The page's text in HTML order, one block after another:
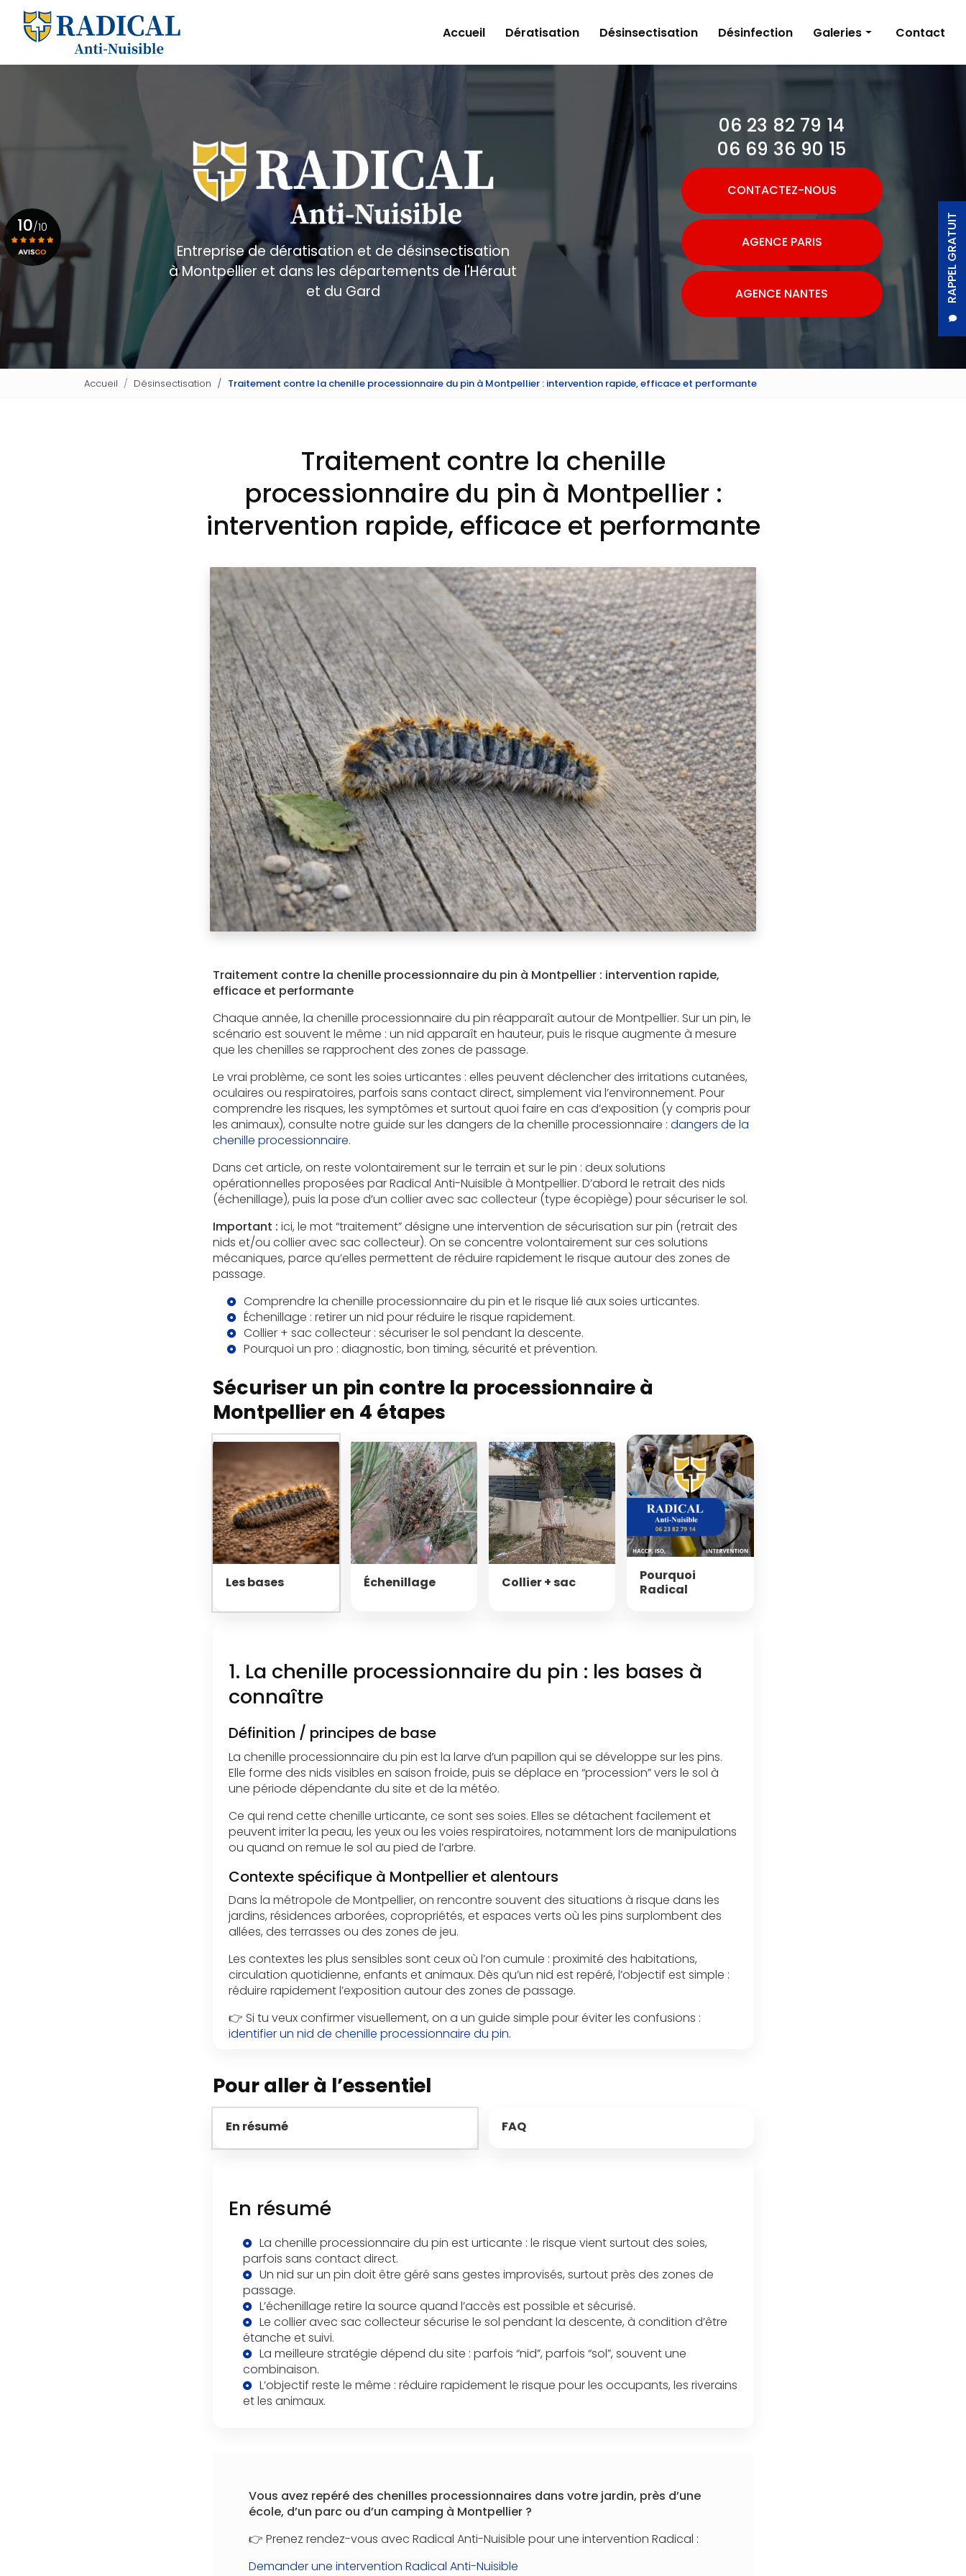
contenu
RAPPEL GRATUIT
Accueil Dératisation Désinsectisation Désinfection Galeries
Dératisation
Désinfection
Contact
Entreprise de dératisation et de désinsectisation
à Montpellier et dans les départements de l'Héraut
et du Gard
06 23 82 79 14
06 69 36 90 15
CONTACTEZ-NOUS
AGENCE PARIS
AGENCE NANTES
10/10
Voir le certificat
Accueil Désinsectisation Traitement contre la chenille processionnaire du pin à Montpellier : intervention rapide, efficace et performante
Traitement contre la chenille
processionnaire du pin à Montpellier :
intervention rapide, efficace et performante
Traitement contre la chenille processionnaire du pin à Montpellier : intervention rapide,
efficace et performante
Chaque année, la chenille processionnaire du pin réapparaît autour de Montpellier. Sur un pin, le
scénario est souvent le même : un nid apparaît en hauteur, puis le risque augmente à mesure
que les chenilles se rapprochent des zones de passage.
Le vrai problème, ce sont les soies urticantes : elles peuvent déclencher des irritations cutanées,
oculaires ou respiratoires, parfois sans contact direct, simplement via l’environnement. Pour
comprendre les risques, les symptômes et surtout quoi faire en cas d’exposition (y compris pour
les animaux), consulte notre guide sur les dangers de la chenille processionnaire : dangers de la
chenille processionnaire.
Dans cet article, on reste volontairement sur le terrain et sur le pin : deux solutions
opérationnelles proposées par Radical Anti-Nuisible à Montpellier. D’abord le retrait des nids
(échenillage), puis la pose d’un collier avec sac collecteur (type écopiège) pour sécuriser le sol.
Important : ici, le mot “traitement” désigne une intervention de sécurisation sur pin (retrait des
nids et/ou collier avec sac collecteur). On se concentre volontairement sur ces solutions
mécaniques, parce qu’elles permettent de réduire rapidement le risque autour des zones de
passage.
Comprendre la chenille processionnaire du pin et le risque lié aux soies urticantes.
Échenillage : retirer un nid pour réduire le risque rapidement.
Collier + sac collecteur : sécuriser le sol pendant la descente.
Pourquoi un pro : diagnostic, bon timing, sécurité et prévention.
Sécuriser un pin contre la processionnaire à
Montpellier en 4 étapes
Les bases Échenillage Collier + sac
Pourquoi
Radical
1. La chenille processionnaire du pin : les bases à
connaître
Définition / principes de base
La chenille processionnaire du pin est la larve d’un papillon qui se développe sur les pins.
Elle forme des nids visibles en saison froide, puis se déplace en “procession” vers le sol à
une période dépendante du site et de la météo.
Ce qui rend cette chenille urticante, ce sont ses soies. Elles se détachent facilement et
peuvent irriter la peau, les yeux ou les voies respiratoires, notamment lors de manipulations
ou quand on remue le sol au pied de l’arbre.
Contexte spécifique à Montpellier et alentours
Dans la métropole de Montpellier, on rencontre souvent des situations à risque dans les
jardins, résidences arborées, copropriétés, et espaces verts où les pins surplombent des
allées, des terrasses ou des zones de jeu.
Les contextes les plus sensibles sont ceux où l’on cumule : proximité des habitations,
circulation quotidienne, enfants et animaux. Dès qu’un nid est repéré, l’objectif est simple :
réduire rapidement l’exposition autour des zones de passage.
👉 Si tu veux confirmer visuellement, on a un guide simple pour éviter les confusions :
identifier un nid de chenille processionnaire du pin.
Pour aller à l’essentiel
En résumé FAQ
En résumé
La chenille processionnaire du pin est urticante : le risque vient surtout des soies,
parfois sans contact direct.
Un nid sur un pin doit être géré sans gestes improvisés, surtout près des zones de
passage.
L’échenillage retire la source quand l’accès est possible et sécurisé.
Le collier avec sac collecteur sécurise le sol pendant la descente, à condition d’être
étanche et suivi.
La meilleure stratégie dépend du site : parfois “nid”, parfois “sol”, souvent une
combinaison.
L’objectif reste le même : réduire rapidement le risque pour les occupants, les riverains
et les animaux.
Vous avez repéré des chenilles processionnaires dans votre jardin, près d’une
école, d’un parc ou d’un camping à Montpellier ?
👉 Prenez rendez-vous avec Radical Anti-Nuisible pour une intervention Radical :
Demander une intervention Radical Anti-Nuisible